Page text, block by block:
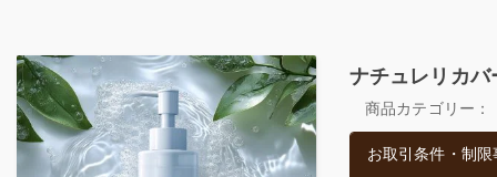
ナチュレリカ
商品カテゴリー：
お取引条件・制限